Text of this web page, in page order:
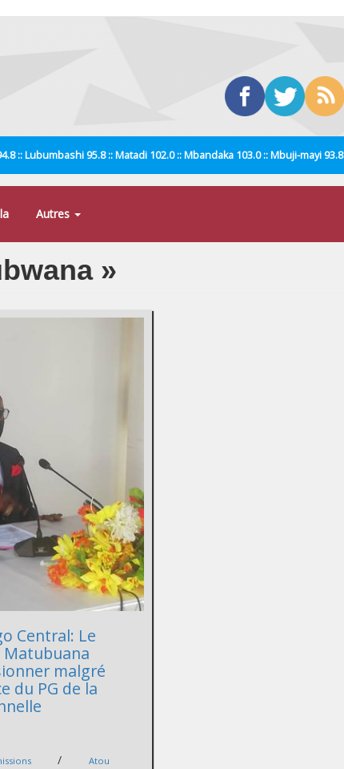
:: Lubumbashi 95.8 :: Matadi 102.0 :: Mbandaka 103.0 :: Mbuji-mayi 93.8
Autres
»
Central: Le
malgré
du PG de la
/
Atou